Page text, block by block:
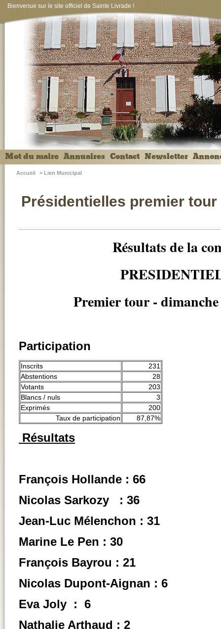
Bienvenue sur le site officiel de Sainte Livrade !
Mot du maire Annuaires Contact Newsletter
Accueil > Lien Municipal
Présidentielles premier tour
Résultats de la
Premier tour -
Participation
Inscrits
231
Abstentions
28
Votants
203
Blancs / nuls
3
Exprimés
200
Taux de participation
87,87%
Résultats
François Hollande : 66
Nicolas Sarkozy : 36
Jean-Luc Mélenchon : 31
Marine Le Pen : 30
François Bayrou : 21
Nicolas Dupont-Aignan : 6
Eva Joly : 6
Nathalie Arthaud : 2